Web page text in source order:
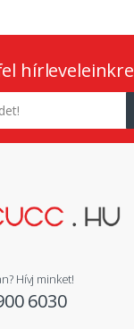
hírleveleinkre
Hívj minket!
6030